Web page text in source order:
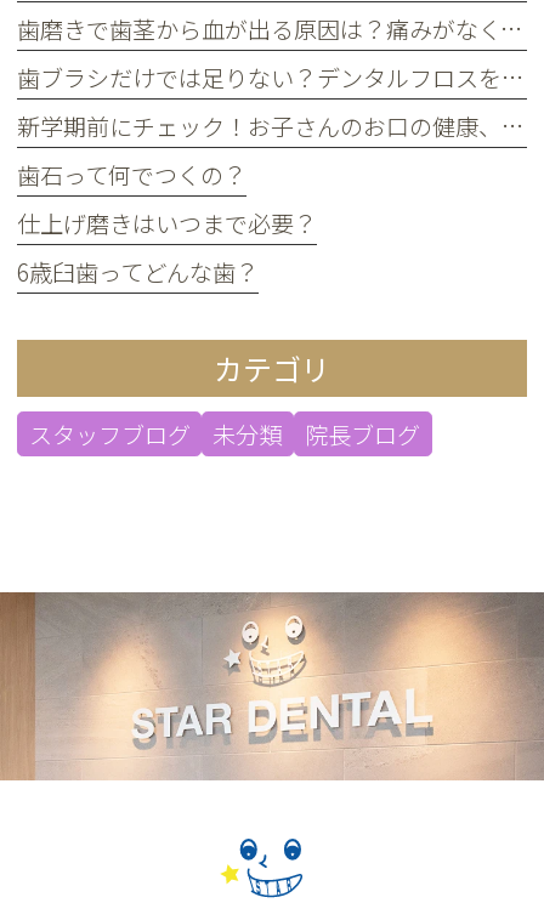
歯磨きで歯茎から血が出る原因は？痛みがなくても受診すべき判断基準
歯ブラシだけでは足りない？デンタルフロスを使うメリット
新学期前にチェック！お子さんのお口の健康、大丈夫？
歯石って何でつくの？
仕上げ磨きはいつまで必要？
6歳臼歯ってどんな歯？
カテゴリ
スタッフブログ 未分類 院長ブログ